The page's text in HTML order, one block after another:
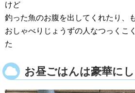
けど
釣った魚のお腹を出してくれたり、
おしゃべりじょうずの人なつっくこ
た
お昼ごはんは豪華に